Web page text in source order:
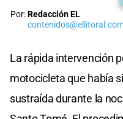
Por:Redacción EL
La rápida intervención
motocicleta que había
sustraída durante la